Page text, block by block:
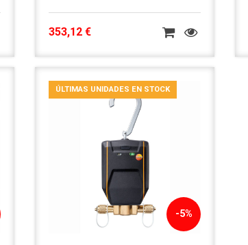
353,12 €
-5%
ÚLTIMAS UNIDADES EN STOCK